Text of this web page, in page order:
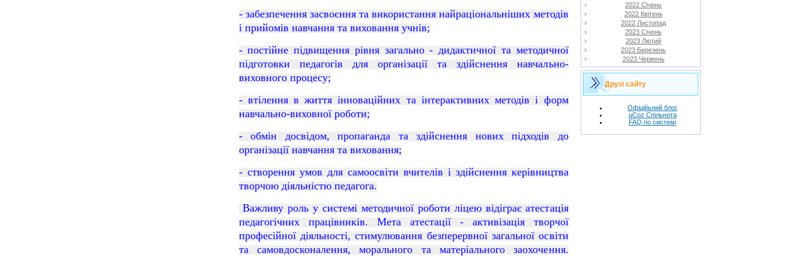
- забезпечення засвоєння та використання найраціональніших методів
i прийомів навчання та виховання учнів;
- постійне підвищення рівня загально - дидактичної та методичної
підготовки педагогів для організації та здійснення навчально-
виховного процесу;
- втілення в життя інноваційних та інтерактивних методів і форм
навчально-виховної роботи;
- обмін досвідом, пропаганда та здійснення нових підходів до
організації навчання та виховання;
- створення умов для самоосвіти вчителів і здійснення керівництва
творчою діяльністю педагога.
Важливу роль у системі методичної роботи ліцею відіграє атестація
педагогічних працівників. Мета атестації - активізація творчої
професійної діяльності, стимулювання безперервної загальної освіти
та самовдосконалення, морального та матеріального заохочення.
2022 Січень
2022 Квітень
2022 Листопад
2023 Січень
2023 Лютий
2023 Березень
2023 Червень
Друзі сайту
Офіційьний блог
uCoz Спільнота
FAQ по системі